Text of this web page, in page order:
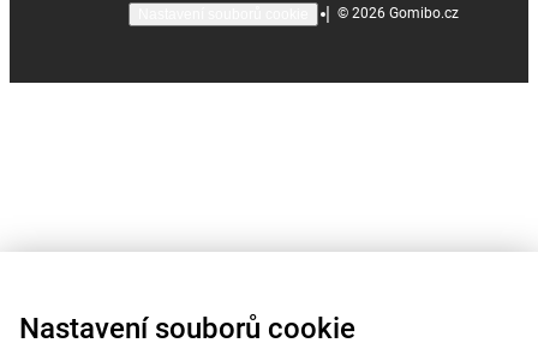
| © 2026 Gomibo.cz
Nastavení souborů cookie